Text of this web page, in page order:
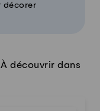
décorer
découvrir dans